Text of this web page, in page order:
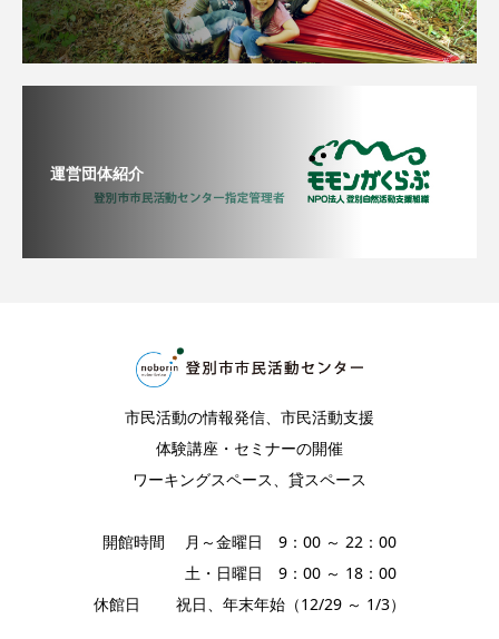
運営団体紹介
市民活動の情報発信、市民活動支援
体験講座・セミナーの開催
ワーキングスペース、貸スペース
開館時間 月～金曜日 9：00 ～ 22：00
土・日曜日 9：00 ～ 18：00
休館日 祝日、年末年始（12/29 ～ 1/3）